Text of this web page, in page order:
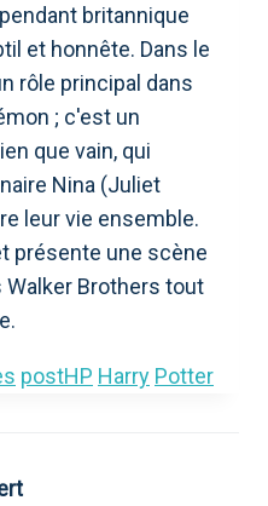
britannique
et honnête. Dans le
rôle principal dans
; c'est un
que vain, qui
Nina (Juliet
leur vie ensemble.
présente une scène
Walker Brothers tout
postHP Harry Potter